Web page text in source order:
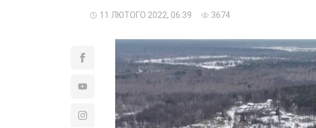
11 ЛЮТОГО 2022, 06:39 3674